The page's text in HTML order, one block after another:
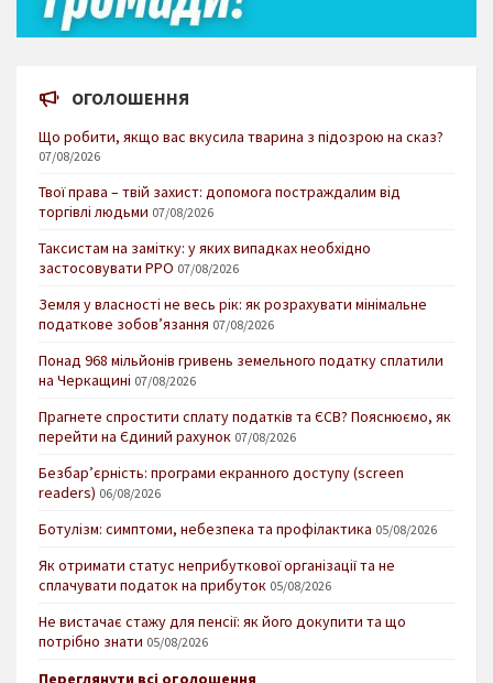
ОГОЛОШЕННЯ
Що робити, якщо вас вкусила тварина з підозрою на сказ?
07/08/2026
Твої права – твій захист: допомога постраждалим від
торгівлі людьми 07/08/2026
Таксистам на замітку: у яких випадках необхідно
застосовувати РРО 07/08/2026
Земля у власності не весь рік: як розрахувати мінімальне
податкове зобов’язання 07/08/2026
Понад 968 мільйонів гривень земельного податку сплатили
на Черкащині 07/08/2026
Прагнете спростити сплату податків та ЄСВ? Пояснюємо, як
перейти на Єдиний рахунок 07/08/2026
Безбар’єрність: програми екранного доступу (screen
readers) 06/08/2026
Ботулізм: симптоми, небезпека та профілактика 05/08/2026
Як отримати статус неприбуткової організації та не
сплачувати податок на прибуток 05/08/2026
Не вистачає стажу для пенсії: як його докупити та що
потрібно знати 05/08/2026
Переглянути всі оголошення